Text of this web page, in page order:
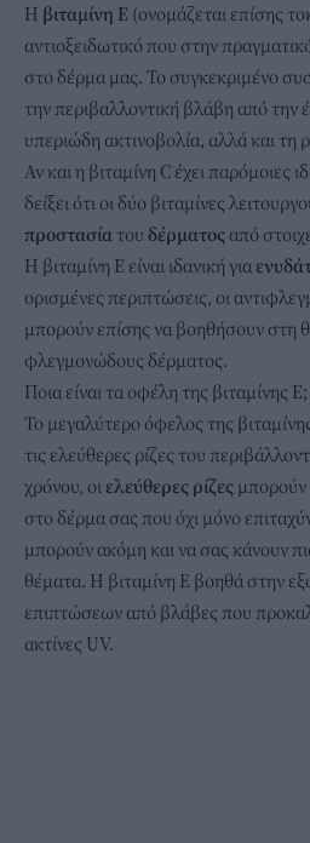
Η βιταμίνη Ε (ονομάζεται επίσης
αντιοξειδωτικό που στην
στο δέρμα μας. Το συγκεκριμένο
την περιβαλλοντική βλάβη από την
υπεριώδη ακτινοβολία, αλλά και τη
Αν και η βιταμίνη C έχει παρόμοιες
δείξει ότι οι δύο βιταμίνες
προστασίατου δέρματος από
Η βιταμίνη Ε είναι ιδανική για
ορισμένες περιπτώσεις, οι
μπορούν επίσης να βοηθήσουν στη
φλεγμονώδους δέρματος.
Ποια είναι τα οφέλη της βιταμίνης Ε;
Το μεγαλύτερο όφελος της
τις ελεύθερες ρίζες του
χρόνου, οι ελεύθερες ρίζες μπορούν
στο δέρμα σας που όχι μόνο
μπορούν ακόμη και να σας κάνουν
θέματα. Η βιταμίνη Ε βοηθά στην
επιπτώσεων από βλάβες που
ακτίνες UV.